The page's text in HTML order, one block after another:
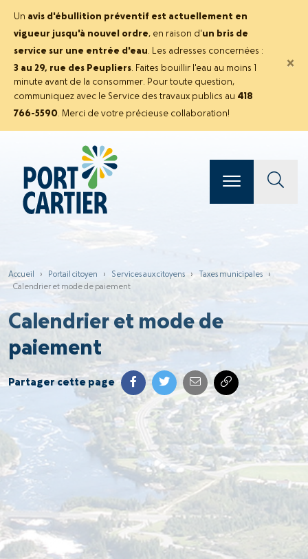
Un avis d'ébullition préventif est actuellement en
vigueur jusqu'à nouvel ordre, en raison d'un bris de
service sur une entrée d'eau. Les adresses concernées :
3 au 29, rue des Peupliers. Faites bouillir l'eau au moins 1
minute avant de la consommer. Pour toute question,
communiquez avec le Service des travaux publics au 418
766-5590. Merci de votre précieuse collaboration!
×
Accueil › Portail citoyen › Services aux citoyens › Taxes municipales
›
Calendrier et mode de paiement
Calendrier et mode de
paiement
Partager cette page